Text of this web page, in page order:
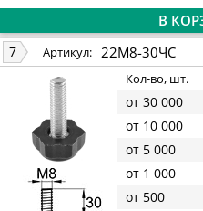
В
7 Артикул: 22М8-30ЧС
Кол-во, шт.
от 30 000
от 10 000
от 5 000
от 1 000
от 500